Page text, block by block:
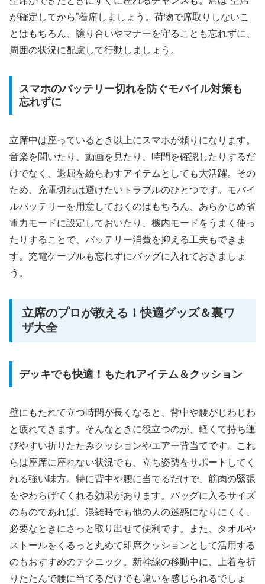
が確定してから”着席しましょう。荷物で席取りしないこ
とはもちろん、譲り合いやマナーを守ることも忘れずに、
周囲の状況に配慮して行動しましょう。
スマホのバッテリー切れを防ぐモバイル対策も
忘れずに
立席中は座っているとき以上にスマホが頼りになります。
音楽を聞いたり、動画を見たり、時間を確認したりするだ
けでなく、退屈を紛らわすアイテムとしても大活躍。その
ため、充電切れは避けたいトラブルのひとつです。モバイ
ルバッテリーを用意しておくのはもちろん、あらかじめ省
電力モードに設定しておいたり、機内モードをうまく使っ
たりすることで、バッテリー消費を抑える工夫もできま
す。充電ケーブルも忘れずにバッグに入れておきましょ
う。
立席のプロが教える！快適グッズ＆裏ワ
ザ大全
デッキでも快適！もたれアイテム＆クッション
壁にもたれて立つ時間が長くなると、背中や腰がじわじわ
と疲れてきます。そんなときに役立つのが、軽くて持ち運
びやすい折りたたみクッションやエアー背当てです。これ
らは座席に座れない状況でも、立ち姿勢をサポートしてく
れる強い味方。特に背中や腰に当てるだけで、筋肉の緊張
をやわらげてくれる効果があります。バッグに入るサイズ
のものであれば、混雑時でも他の人の迷惑になりにくく、
必要なときにさっと取り出せて便利です。また、タオルや
ストールをくるっと丸めて即席クッションとして活用する
のもおすすめのテクニック。新幹線の移動中に、上着を折
りたたんで腰に当てるだけでも違いを感じられるでしょ